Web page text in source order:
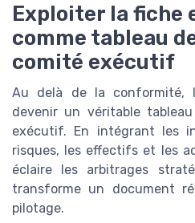
Exploiter la fiche
comme tableau
comité exécutif
Au delà de la conformité,
devenir un véritable
exécutif. En intégrant les
risques, les effectifs et les
éclaire les arbitrages
transforme un document
pilotage.